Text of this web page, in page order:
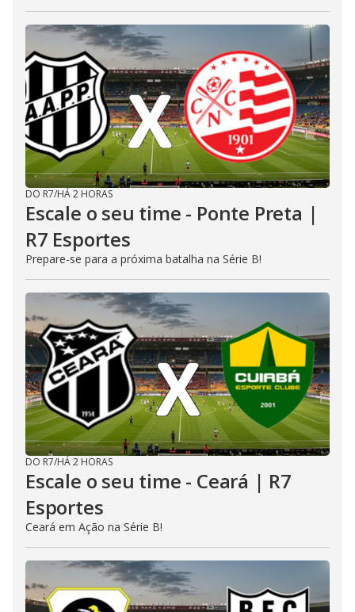
DO R7/HÁ 2 HORAS
Escale o seu time - Ponte Preta |
R7 Esportes
Prepare-se para a próxima batalha na Série B!
DO R7/HÁ 2 HORAS
Escale o seu time - Ceará | R7
Esportes
Ceará em Ação na Série B!